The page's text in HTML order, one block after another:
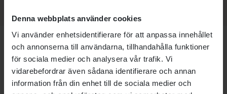
Denna webbplats använder cookies
Vi använder enhetsidentifierare för att anpassa innehållet
och annonserna till användarna, tillhandahålla funktioner
för sociala medier och analysera vår trafik. Vi
vidarebefordrar även sådana identifierare och annan
information från din enhet till de sociala medier och
Hästnamn Född Ålder Kön HCP
FLY
LIBERTY
FLY (GB)
2022-01-20 4 S 74